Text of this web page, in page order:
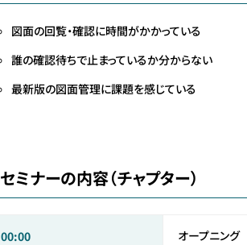
図面の回覧・確認に時間がかかっている
誰の確認待ちで止まっているか分からない
最新版の図面管理に課題を感じている
セミナーの内容（チャプター）
00:00 オープニング